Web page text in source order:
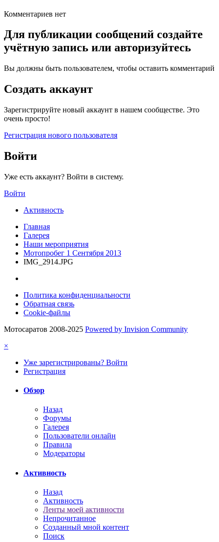
Комментариев нет
Для публикации сообщений создайте
учётную запись или авторизуйтесь
Вы должны быть пользователем, чтобы оставить комментарий
Создать аккаунт
Зарегистрируйте новый аккаунт в нашем сообществе. Это
очень просто!
Регистрация нового пользователя
Войти
Уже есть аккаунт? Войти в систему.
Войти
Активность
Главная
Галерея
Наши мероприятия
Мотопробег 1 Сентября 2013
IMG_2914.JPG
Политика конфиденциальности
Обратная связь
Cookie-файлы
Мотосаратов 2008-2025 Powered by Invision Community
×
Уже зарегистрированы? Войти
Регистрация
Обзор
Назад
Форумы
Галерея
Пользователи онлайн
Правила
Модераторы
Активность
Назад
Активность
Ленты моей активности
Непрочитанное
Созданный мной контент
Поиск